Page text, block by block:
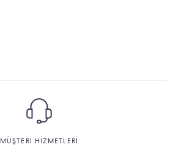
MÜŞTERİ HİZMETLERİ